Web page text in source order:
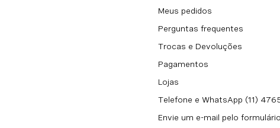
Meus pedidos
Perguntas frequentes
Trocas e Devoluções
Pagamentos
Lojas
Telefone e WhatsApp (11)
Envie um e-mail pelo formulário